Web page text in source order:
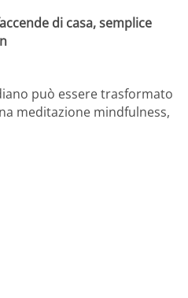
di casa, semplice
può essere trasformato
meditazione mindfulness,